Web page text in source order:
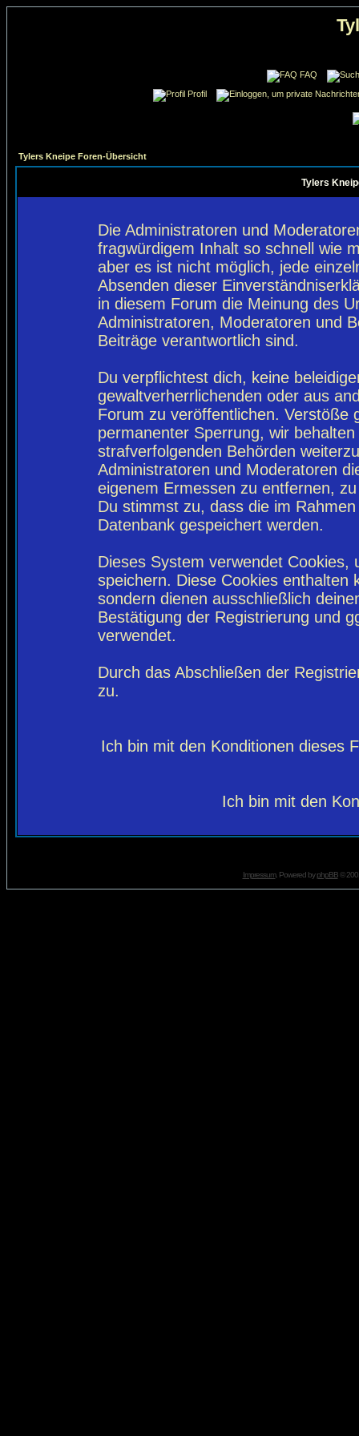
FAQ
Profil
Tylers Kneipe Foren-Übersicht
Tylers
Die Administratoren und
fragwürdigem Inhalt so schnell wie
aber es ist nicht möglich, jede
Absenden dieser
in diesem Forum die Meinung des
Administratoren, Moderatoren und
Beiträge verantwortlich sind.
Du verpflichtest dich, keine
gewaltverherrlichenden oder aus
Forum zu veröffentlichen. Verstöße
permanenter Sperrung, wir
strafverfolgenden Behörden
Administratoren und Moderatoren
eigenem Ermessen zu entfernen,
Du stimmst zu, dass die im
Datenbank gespeichert werden.
Dieses System verwendet
speichern. Diese Cookies enthalten
sondern dienen ausschließlich
Bestätigung der Registrierung und
verwendet.
Durch das Abschließen der
zu.
Ich bin mit den Konditionen dieses
Ich bin mit den
Impressum. Powered byphpBB©